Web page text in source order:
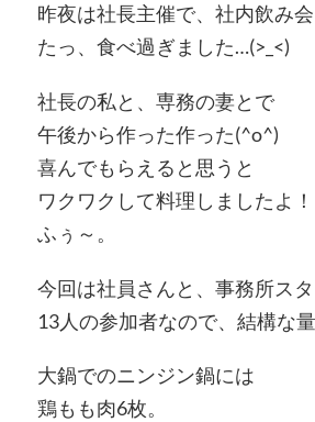
昨夜は社長主催で、社内飲み会
たっ、食べ過ぎました…(>_<)
社長の私と、専務の妻とで
午後から作った作った(^o^)
喜んでもらえると思うと
ワクワクして料理しましたよ！
ふぅ～。
今回は社員さんと、事務所ス
13人の参加者なので、結構な量
大鍋でのニンジン鍋には
鶏もも肉6枚。